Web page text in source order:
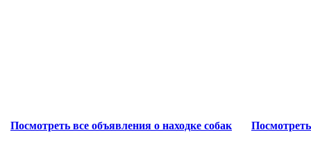
Посмотреть все объявления о находке собак